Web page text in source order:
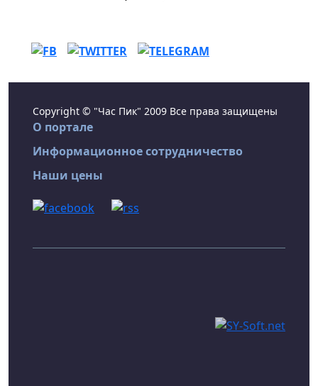
Copyright © "Час Пик" 2009 Все права защищены
О портале
Информационное сотрудничество
Наши цены